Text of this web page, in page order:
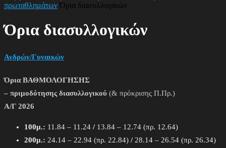
πρωταθλημάτων Όρια διασυλλογικών
Όρια διασυλλογικών
Ανδρών/Γυναικών
Όρια ΒΑΘΜΟΛΟΓΗΣΗΣ
– πριμοδότησης διασυλλογικού (& πρόκρισης Π.Πρ.)
Α/Γ 2026
100μ.: 11.84 – 11.24 /13.84 – 12.74 (πρ. 12.64)
200μ.: 24.14 – 22.94 (πρ. 22.84) /28.14 – 26.54 (πρ. 26.34)